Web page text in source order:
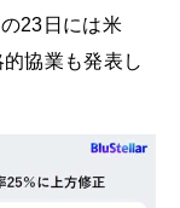
23日には米
協業も発表し